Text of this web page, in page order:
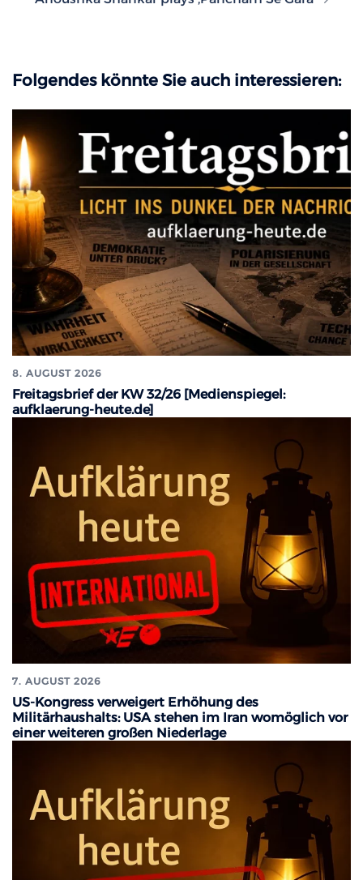
Folgendes könnte Sie auch interessieren:
8. AUGUST 2026
Freitagsbrief der KW 32/26 [Medienspiegel:
aufklaerung-heute.de]
7. AUGUST 2026
US-Kongress verweigert Erhöhung des
Militärhaushalts: USA stehen im Iran womöglich vor
einer weiteren großen Niederlage